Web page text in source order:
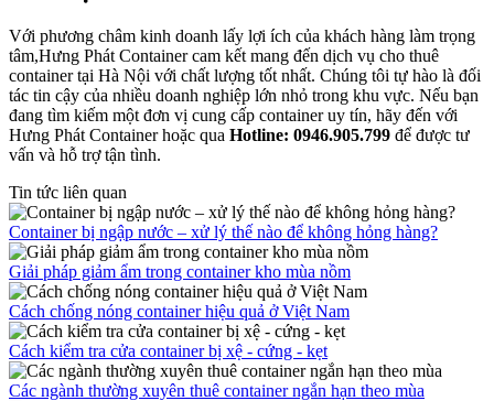
Với phương châm kinh doanh lấy lợi ích của khách hàng làm trọng
tâm,Hưng Phát Container cam kết mang đến dịch vụ cho thuê
container tại Hà Nội với chất lượng tốt nhất. Chúng tôi tự hào là đối
tác tin cậy của nhiều doanh nghiệp lớn nhỏ trong khu vực. Nếu bạn
đang tìm kiếm một đơn vị cung cấp container uy tín, hãy đến với
Hưng Phát Container hoặc qua Hotline: 0946.905.799 để được tư
vấn và hỗ trợ tận tình.
Tin tức liên quan
Container bị ngập nước – xử lý thế nào để không hỏng hàng?
Giải pháp giảm ẩm trong container kho mùa nồm
Cách chống nóng container hiệu quả ở Việt Nam
Cách kiểm tra cửa container bị xệ - cứng - kẹt
Các ngành thường xuyên thuê container ngắn hạn theo mùa